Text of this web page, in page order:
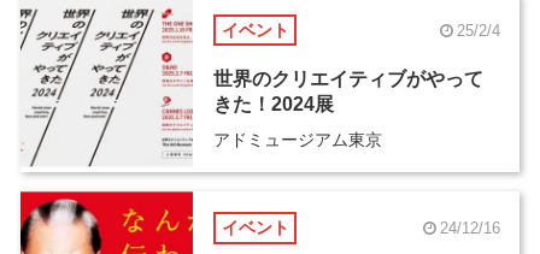
イベント 25/2/4
世界のクリエイティブがやって
きた！2024展
アドミュージアム東京
イベント 24/12/16